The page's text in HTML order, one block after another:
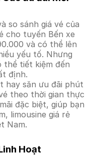
so sánh giá vé của
cho tuyến Bến xe
và có thể lên
yếu tố. Nhưng
thể tiết kiệm đến
định.
hay săn ưu đãi phút
theo thời gian thực
đặc biệt, giúp bạn
limousine giá rẻ
Nam.
Hoạt